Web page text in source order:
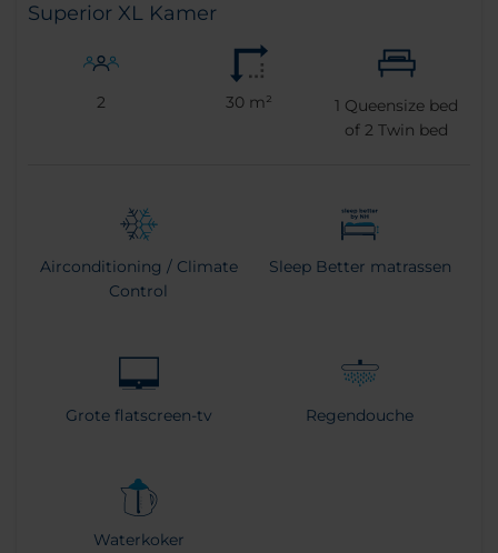
Superior XL Kamer
2 30 m² 1 Queensize bed
of2 Twin bed
Airconditioning / Climate
Control
Sleep Better matrassen
Grote flatscreen-tv Regendouche
Waterkoker